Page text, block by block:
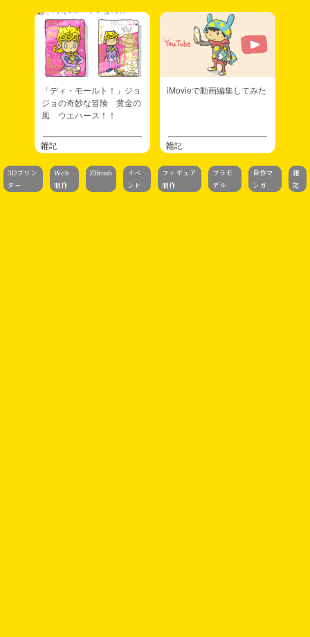
「ディ・モールト！」ジョ
ジョの奇妙な冒険 黄金の
風 ウエハース！！
雑記
iMovieで動画編集してみた
雑記
3Dプリン
ター
Web
制作
ZBrush
イベ
ント
フィギュア
制作
プラモ
デル
自作マ
ンガ
雑
記